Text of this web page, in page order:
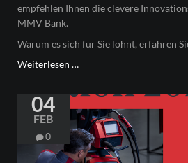
empfehlen Ihnen die clevere
MMV Bank.
Warum es sich für Sie lohnt, erfahren
Weiterlesen …
mit
der
MMV-
Bank
04
FEB
0